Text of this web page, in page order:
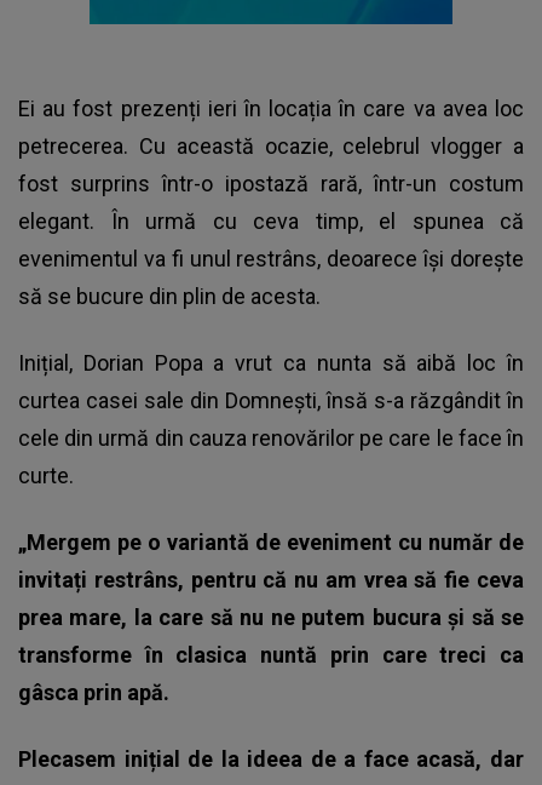
Ei au fost prezenți ieri în locația în care va avea loc
petrecerea. Cu această ocazie, celebrul vlogger a
fost surprins într-o ipostază rară, într-un costum
elegant. În urmă cu ceva timp, el spunea că
evenimentul va fi unul restrâns, deoarece își dorește
să se bucure din plin de acesta.
Inițial, Dorian Popa a vrut ca nunta să aibă loc în
curtea casei sale din Domnești, însă s-a răzgândit în
cele din urmă din cauza renovărilor pe care le face în
curte.
„Mergem pe o variantă de eveniment cu număr de
invitați restrâns, pentru că nu am vrea să fie ceva
prea mare, la care să nu ne putem bucura și să se
transforme în clasica nuntă prin care treci ca
gâsca prin apă.
Plecasem inițial de la ideea de a face acasă, dar